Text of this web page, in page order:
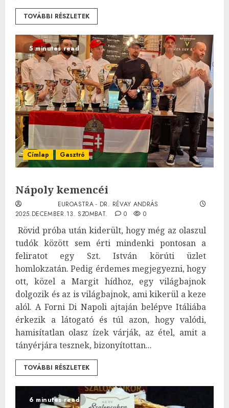
TOVÁBBI RÉSZLETEK
5 minutes read
Címlap Gasztró
Nápoly kemencéi
EUROASTRA - DR. RÉVAY ANDRÁS
2025.DECEMBER.13. SZOMBAT.
0 0
Rövid próba után kiderült, hogy még az olaszul
tudók között sem érti mindenki pontosan a
feliratot egy Szt. István körúti üzlet
homlokzatán. Pedig érdemes megjegyezni, hogy
ott, közel a Margit hídhoz, egy világbajnok
dolgozik és az is világbajnok, ami kikerül a keze
alól. A Forni Di Napoli ajtaján belépve Itáliába
érkezik a látogató és túl azon, hogy valódi,
hamisítatlan olasz ízek várják, az étel, amit a
tányérjára tesznek, bizonyítottan...
TOVÁBBI RÉSZLETEK
6 minutes read